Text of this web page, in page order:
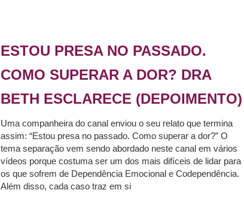
ESTOU PRESA NO PASSADO.
COMO SUPERAR A DOR? DRA
BETH ESCLARECE (DEPOIMENTO)
Uma companheira do canal enviou o seu relato que termina
assim: “Estou presa no passado. Como superar a dor?” O
tema separação vem sendo abordado neste canal em vários
vídeos porque costuma ser um dos mais difíceis de lidar para
os que sofrem de Dependência Emocional e Codependência.
Além disso, cada caso traz em si